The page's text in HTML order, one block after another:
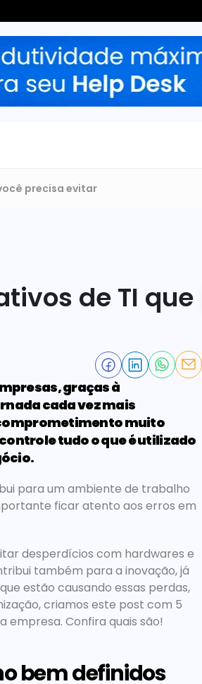
precisa evitar
de TI que
graças à
cada vez mais
muito
tudo o que é utilizado
para um ambiente de trabalho
ficar atento aos erros em
desperdícios com hardwares e
também para a inovação, já
estão causando essas perdas,
criamos este post com 5
empresa. Confira quais são!
bem definidos